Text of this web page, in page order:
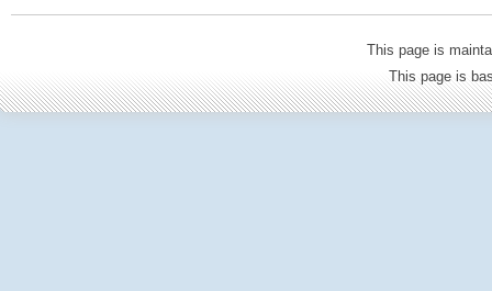
This page is
This page is